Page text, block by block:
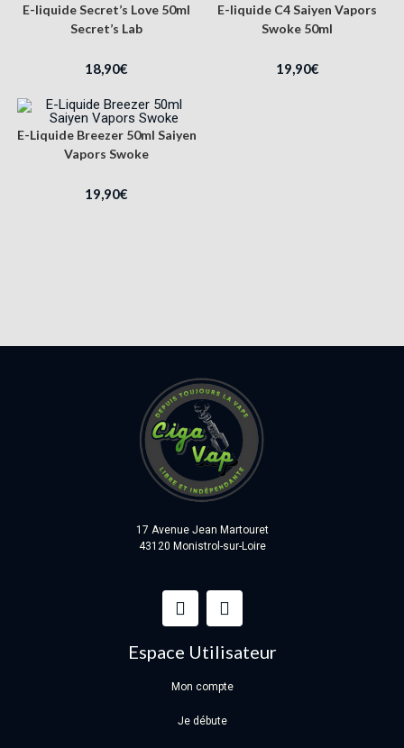
E-liquide Secret’s Love 50ml
Secret’s Lab
18,90€
E-liquide C4 Saiyen Vapors
Swoke 50ml
19,90€
E-Liquide Breezer 50ml Saiyen
Vapors Swoke
19,90€
17 Avenue Jean Martouret
43120 Monistrol-sur-Loire
Espace Utilisateur
Mon compte
Je débute